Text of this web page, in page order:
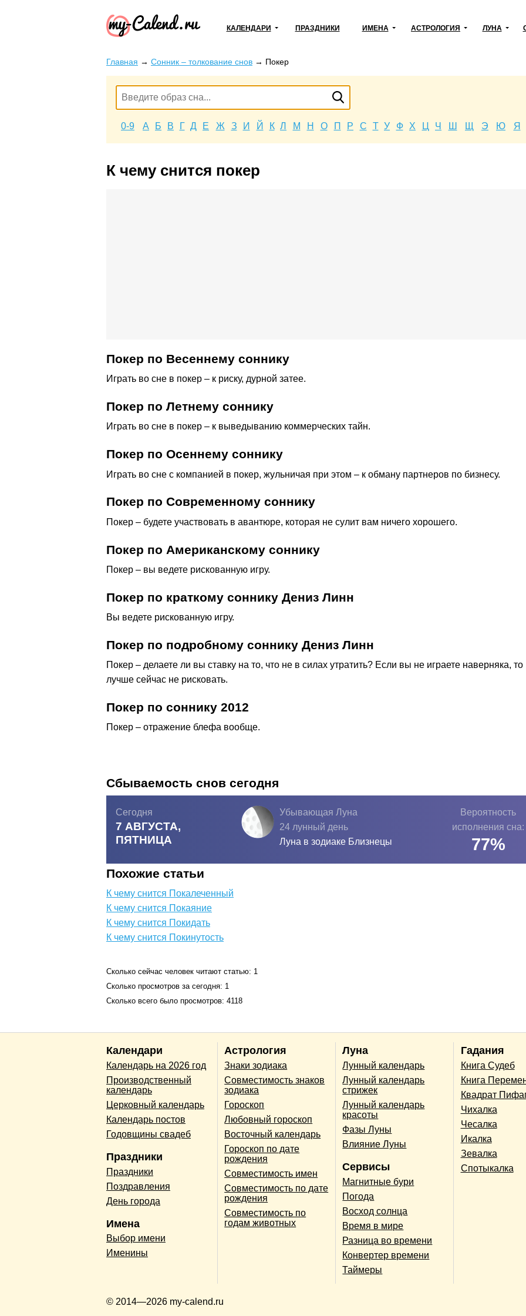
КАЛЕНДАРИ ПРАЗДНИКИ ИМЕНА АСТРОЛОГИЯ ЛУНА
Главная → Сонник – толкование снов → Покер
0-9 А Б В Г Д Е Ж З И Й К Л М Н О П Р С Т У Ф Х Ц Ч Ш Щ Э Ю Я
К чему снится покер
Покер по Весеннему соннику
Играть во сне в покер – к риску, дурной затее.
Покер по Летнему соннику
Играть во сне в покер – к выведыванию коммерческих тайн.
Покер по Осеннему соннику
Играть во сне с компанией в покер, жульничая при этом – к обману партнеров по бизнесу.
Покер по Современному соннику
Покер – будете участвовать в авантюре, которая не сулит вам ничего хорошего.
Покер по Американскому соннику
Покер – вы ведете рискованную игру.
Покер по краткому соннику Дениз Линн
Вы ведете рискованную игру.
Покер по подробному соннику Дениз Линн
Покер – делаете ли вы ставку на то, что не в силах утратить? Если вы не играете наверняка, то
лучше сейчас не рисковать.
Покер по соннику 2012
Покер – отражение блефа вообще.
Сбываемость снов сегодня
Сегодня
7 АВГУСТА,
ПЯТНИЦА
Убывающая Луна
24 лунный день
Луна в зодиаке Близнецы
Вероятность
исполнения сна:
77%
Похожие статьи
К чему снится Покалеченный
К чему снится Покаяние
К чему снится Покидать
К чему снится Покинутость
Сколько сейчас человек читают статью: 1
Сколько просмотров за сегодня: 1
Сколько всего было просмотров: 4118
Календари
Календарь на 2026 год
Производственный
календарь
Церковный календарь
Календарь постов
Годовщины свадеб
Праздники
Праздники
Поздравления
День города
Имена
Выбор имени
Именины
Астрология
Знаки зодиака
Совместимость знаков
зодиака
Гороскоп
Любовный гороскоп
Восточный календарь
Гороскоп по дате
рождения
Совместимость имен
Совместимость по дате
рождения
Совместимость по
годам животных
Луна
Лунный календарь
Лунный календарь
стрижек
Лунный календарь
красоты
Фазы Луны
Влияние Луны
Сервисы
Магнитные бури
Погода
Восход солнца
Время в мире
Разница во времени
Конвертер времени
Таймеры
Гадания
Книга Судеб
Книга
Квадрат
Чихалка
Чесалка
Икалка
Зевалка
Спотыкалка
© 2014—2026 my-calend.ru